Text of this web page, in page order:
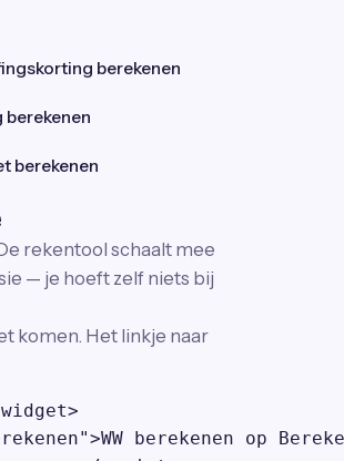
berekenen
berekenen
rekentool schaalt mee
— je hoeft zelf niets bij
komen. Het linkje naar
berekenen op